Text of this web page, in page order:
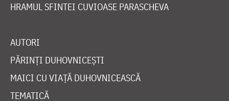
HRAMUL SFINTEI CUVIOASE PARASCHEVA
AUTORI
PĂRINȚI DUHOVNICEȘTI
MAICI CU VIAȚĂ DUHOVNICEASCĂ
TEMATICĂ